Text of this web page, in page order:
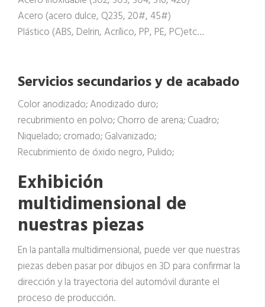
Acero (acero dulce, Q235, 20#, 45#)
Plástico (ABS, Delrin, Acrílico, PP, PE, PC)etc…
Servicios secundarios y de acabado
Color anodizado; Anodizado duro;
recubrimiento en polvo; Chorro de arena; Cuadro;
Niquelado; cromado; Galvanizado;
Recubrimiento de óxido negro, Pulido;
Exhibición
multidimensional de
nuestras piezas
En la pantalla multidimensional, puede ver que nuestras
piezas deben pasar por dibujos en 3D para confirmar la
dirección y la trayectoria del automóvil durante el
proceso de producción.